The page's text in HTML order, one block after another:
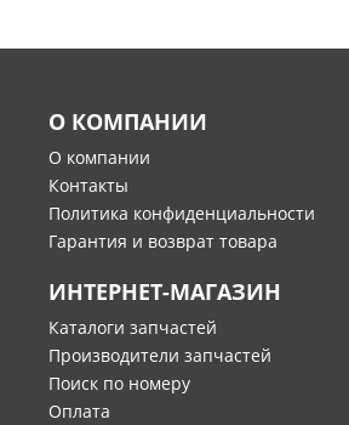
О КОМПАНИИ
О компании
Контакты
Политика конфиденциальности
Гарантия и возврат товара
ИНТЕРНЕТ-МАГАЗИН
Каталоги запчастей
Производители запчастей
Поиск по номеру
Оплата